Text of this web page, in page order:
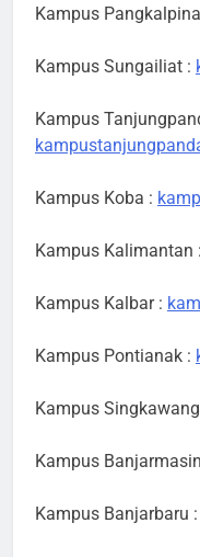
Kampus
Kampus Sungailiat :
Kampus
Kampus Koba :
Kampus Kalimantan :
Kampus Kalbar :
Kampus Pontianak :
Kampus
Kampus
Kampus Banjarbaru :